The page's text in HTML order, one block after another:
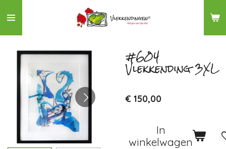
direct
naar
#604
Vlekkending 3XL
€ 150,00
In
winkelwagen